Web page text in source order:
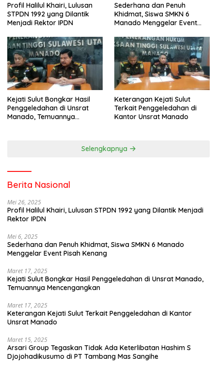
Profil Halilul Khairi, Lulusan
STPDN 1992 yang Dilantik
Menjadi Rektor IPDN
Sederhana dan Penuh
Khidmat, Siswa SMKN 6
Manado Menggelar Event
Kejati Sulut Bongkar Hasil
Penggeledahan di Unsrat
Manado, Temuannya
Keterangan Kejati Sulut
Terkait Penggeledahan di
Kantor Unsrat Manado
Selengkapnya
Berita Nasional
Mei 26, 2025
Profil Halilul Khairi, Lulusan STPDN 1992 yang Dilantik Menjadi
Rektor IPDN
Mei 6, 2025
Sederhana dan Penuh Khidmat, Siswa SMKN 6 Manado
Menggelar Event Pisah Kenang
Maret 17, 2025
Kejati Sulut Bongkar Hasil Penggeledahan di Unsrat Manado,
Temuannya Mencengangkan
Maret 17, 2025
Keterangan Kejati Sulut Terkait Penggeledahan di Kantor
Unsrat Manado
Maret 15, 2025
Arsari Group Tegaskan Tidak Ada Keterlibatan Hashim S
Djojohadikusumo di PT Tambang Mas Sangihe